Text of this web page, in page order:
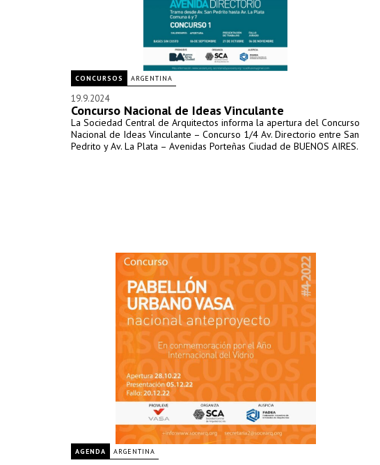
CONCURSOS ARGENTINA
19.9.2024
Concurso Nacional de Ideas Vinculante
La Sociedad Central de Arquitectos informa la apertura del Concurso
Nacional de Ideas Vinculante – Concurso 1/4 Av. Directorio entre San
Pedrito y Av. La Plata – Avenidas Porteñas Ciudad de BUENOS AIRES.
AGENDA ARGENTINA